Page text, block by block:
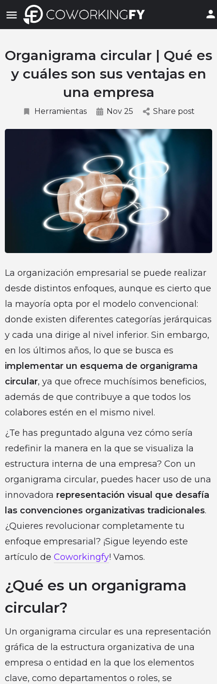
Organigrama circular | Qué es
y cuáles son sus ventajas en
una empresa
Herramientas Nov 25 Share post
La organización empresarial se puede realizar
desde distintos enfoques, aunque es cierto que
la mayoría opta por el modelo convencional:
donde existen diferentes categorías jerárquicas
y cada una dirige al nivel inferior. Sin embargo,
en los últimos años, lo que se busca es
implementar un esquema de organigrama
circular, ya que ofrece muchísimos beneficios,
además de que contribuye a que todos los
colabores estén en el mismo nivel.
¿Te has preguntado alguna vez cómo sería
redefinir la manera en la que se visualiza la
estructura interna de una empresa? Con un
organigrama circular, puedes hacer uso de una
innovadora representación visual que desafía
las convenciones organizativas tradicionales.
¿Quieres revolucionar completamente tu
enfoque empresarial? ¡Sigue leyendo este
artículo de Coworkingfy! Vamos.
¿Qué es un organigrama
circular?
Un organigrama circular es una representación
gráfica de la estructura organizativa de una
empresa o entidad en la que los elementos
clave, como departamentos o roles, se